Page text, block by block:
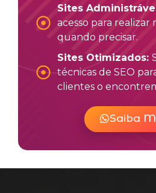
Sites
acesso para realizar
quando precisar.
Sites Otimizados:
técnicas de SEO
clientes o
Saiba